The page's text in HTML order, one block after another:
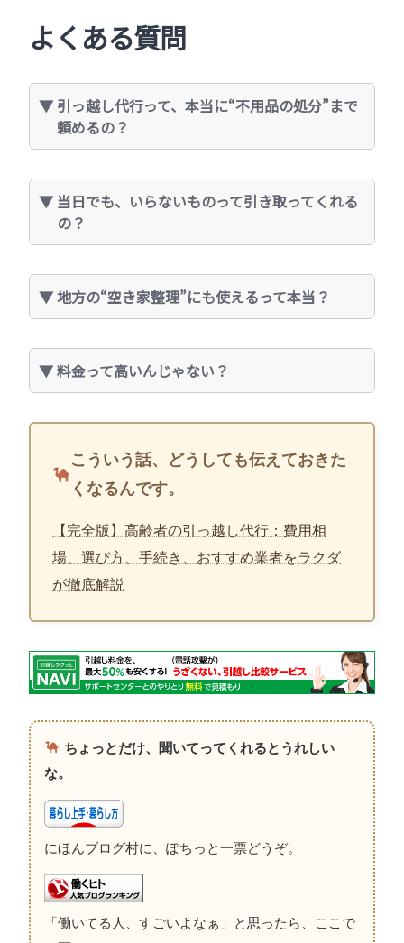
よくある質問
引っ越し代行って、本当に“不用品の処分”まで
頼めるの？
当日でも、いらないものって引き取ってくれる
の？
地方の“空き家整理”にも使えるって本当？
料金って高いんじゃない？
こういう話、どうしても伝えておきた
くなるんです。
【完全版】高齢者の引っ越し代行：費用相
場、選び方、手続き、おすすめ業者をラクダ
が徹底解説
ちょっとだけ、聞いてってくれるとうれしい
な。
にほんブログ村に、ぽちっと一票どうぞ。
「働いてる人、すごいよなぁ」と思ったら、ここで